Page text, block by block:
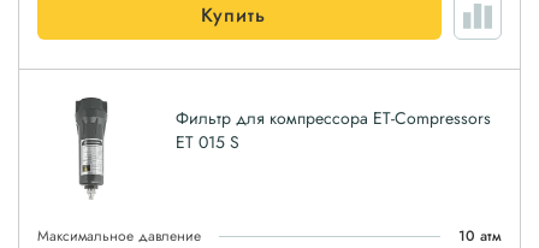
Купить
Фильтр для компрессора ET-Compressors
ET 015 S
Максимальное давление 10 атм